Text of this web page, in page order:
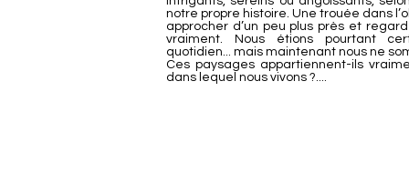
notre propre histoire. Une trouée dans
approcher d’un peu plus près et
vraiment. Nous étions pourtant
quotidien... mais maintenant nous ne
Ces paysages appartiennent-ils
dans lequel nous vivons ?....